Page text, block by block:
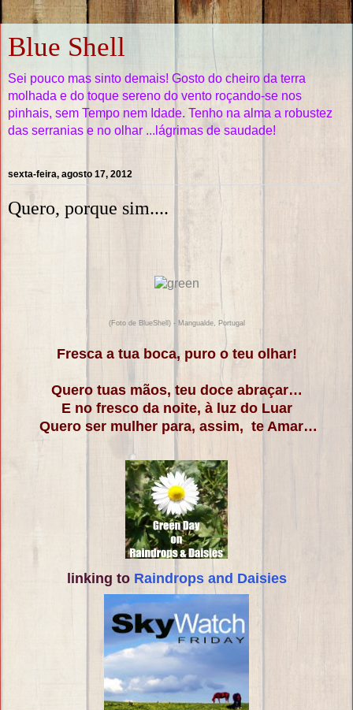
Blue Shell
Sei pouco mas sinto demais! Gosto do cheiro da terra
molhada e do toque sereno do vento roçando-se nos
pinhais, sem Tempo nem Idade. Tenho na alma a robustez
das serranias e no olhar ...lágrimas de saudade!
sexta-feira, agosto 17, 2012
Quero, porque sim....
(Foto de BlueShell) - Mangualde, Portugal
Fresca a tua boca, puro o teu olhar!
Quero tuas mãos, teu doce abraçar…
E no fresco da noite, à luz do Luar
Quero ser mulher para, assim, te Amar…
linking to Raindrops and Daisies